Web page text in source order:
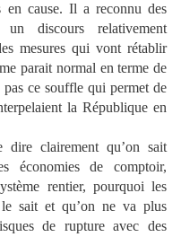
en cause. Il a reconnu des
discours relativement
mesures qui vont rétablir
parait normal en terme de
ce souffle qui permet de
la République en
clairement qu’on sait
économies de comptoir,
rentier, pourquoi les
sait et qu’on ne va plus
de rupture avec des